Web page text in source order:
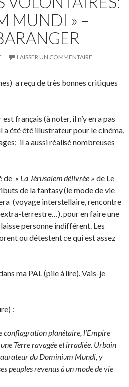
MUNDI » –
LAISSER UN COMMENTAIRE
a reçu de très bonnes critiques
français (à noter, il n’y en a pas
a été été illustrateur pour le cinéma,
il a aussi réalisé nombreuses
de « La Jérusalem délivrée » de Le
de la fantasy (le mode de vie
(voyage interstellaire, rencontre
terrestre…), pour en faire une
personne indifférent. Les
ou détestent ce qui est assez
ma PAL (pile à lire). Vais-je
:
conflagration planétaire, l’Empire
Terre ravagée et irradiée. Urbain
du Dominium Mundi, y
peuples revenus à un mode de vie